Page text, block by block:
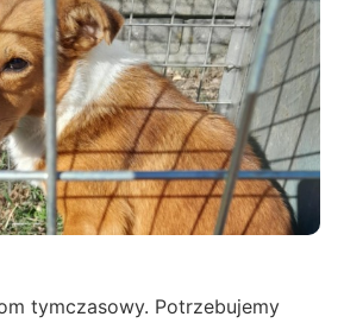
tymczasowy. Potrzebujemy